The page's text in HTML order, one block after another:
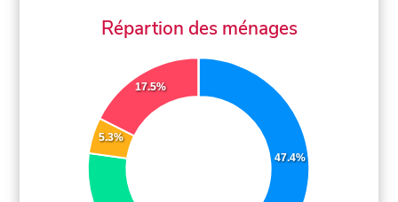
Répartion des ménages
47.4%
5.3%
17.5%